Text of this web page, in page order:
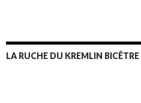
LA RUCHE DU KREMLIN BICÊTRE